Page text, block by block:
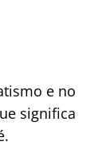
e no
significa